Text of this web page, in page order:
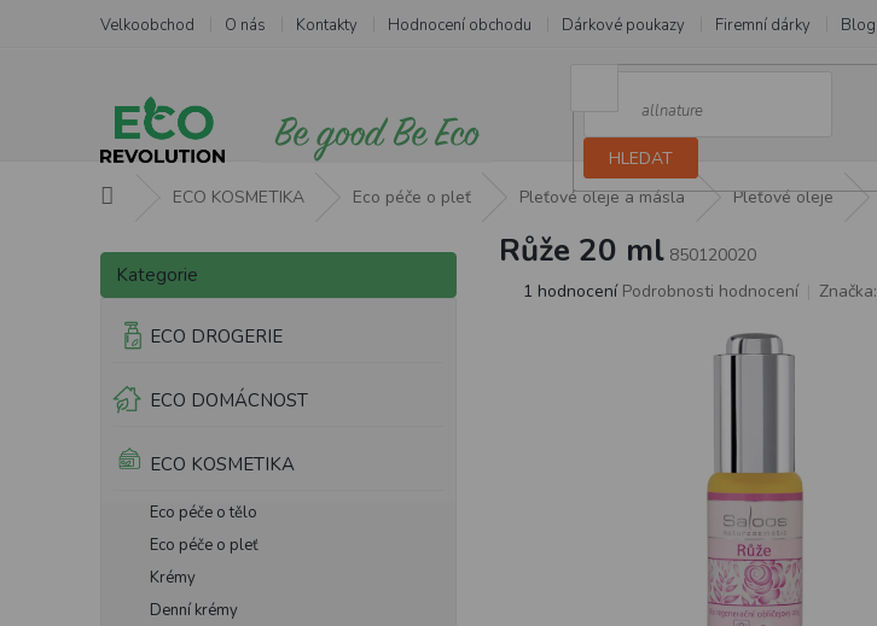
Velkoobchod O nás Kontakty Hodnocení obchodu Dárkové poukazy Firemní dárky Blog
HLEDAT
ECO KOSMETIKA Eco péče o pleť Pleťové oleje a másla Pleťové oleje
P
s
Přeskočit
kategorie
Kategorie
ECO DROGERIE
ECO DOMÁCNOST
ECO KOSMETIKA
Eco péče o tělo
Eco péče o pleť
Krémy
Denní krémy
Růže 20 ml 850120020
Průměrné
1 hodnocení Podrobnosti hodnocení Značka: